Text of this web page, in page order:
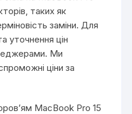
таких як
заміни. Для
уточнення цін
Ми
ціни за
MacBook Pro 15